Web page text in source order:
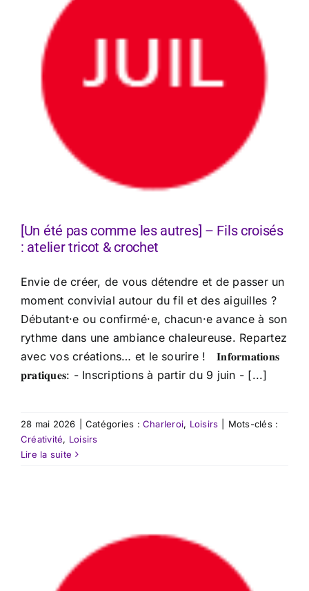
[Un été pas comme les autres] – Fils croisés
: atelier tricot & crochet
Envie de créer, de vous détendre et de passer un
moment convivial autour du fil et des aiguilles ?
Débutant·e ou confirmé·e, chacun·e avance à son
rythme dans une ambiance chaleureuse. Repartez
avec vos créations… et le sourire ! 𝐈𝐧𝐟𝐨𝐫𝐦𝐚𝐭𝐢𝐨𝐧𝐬
𝐩𝐫𝐚𝐭𝐢𝐪𝐮𝐞𝐬: - Inscriptions à partir du 9 juin - [...]
28 mai 2026 Catégories :Charleroi, Loisirs
Mots-clés :
Créativité, Loisirs
Lire la suite